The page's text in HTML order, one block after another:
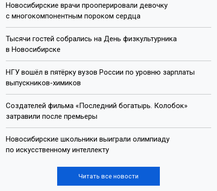
Новосибирские врачи прооперировали девочку
с многокомпонентным пороком сердца
Тысячи гостей собрались на День физкультурника
в Новосибирске
НГУ вошёл в пятёрку вузов России по уровню зарплаты
выпускников-химиков
Создателей фильма «Последний богатырь. Колобок»
затравили после премьеры
Новосибирские школьники выиграли олимпиаду
по искусственному интеллекту
Читать все новости